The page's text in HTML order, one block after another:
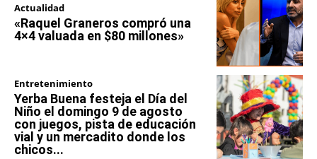
Actualidad
«Raquel Graneros compró una
4×4 valuada en $80 millones»
Entretenimiento
Yerba Buena festeja el Día del
Niño el domingo 9 de agosto
con juegos, pista de educación
vial y un mercadito donde los
chicos...